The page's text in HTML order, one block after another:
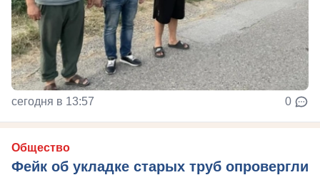
сегодня в 13:57 0
Общество
Фейк об укладке старых труб опровергли